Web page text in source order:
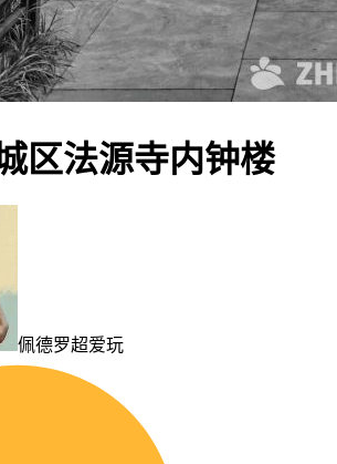
区法源寺内钟楼
佩德罗超爱玩